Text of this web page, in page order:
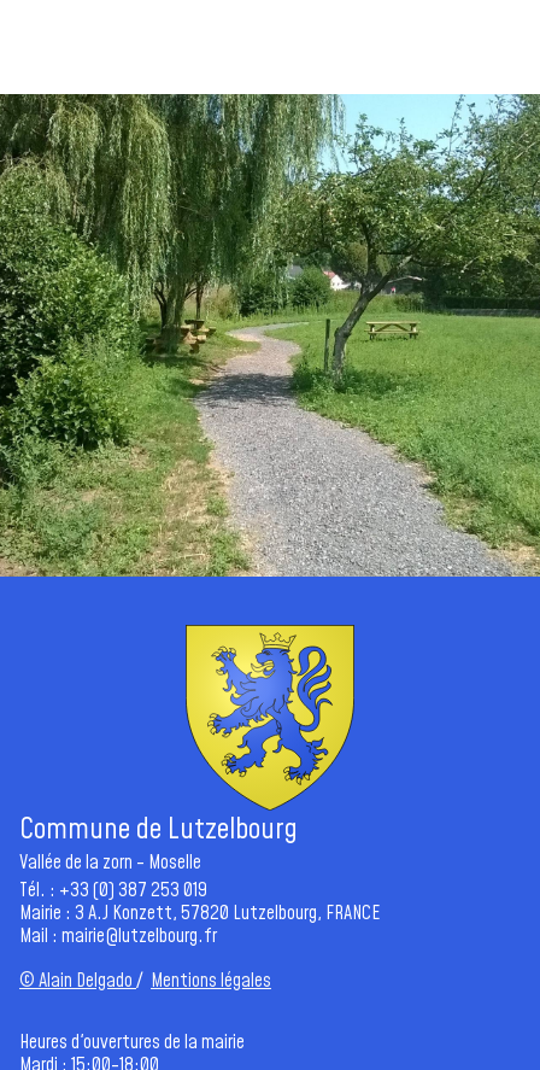
Commune de Lutzelbourg
Vallée de la zorn - Moselle
Tél. : +33 (0) 387 253 019
Mairie : 3 A.J Konzett, 57820 Lutzelbourg, FRANCE
Mail : mairie@lutzelbourg.fr
© Alain Delgado/ Mentions légales
Heures d'ouvertures de la mairie